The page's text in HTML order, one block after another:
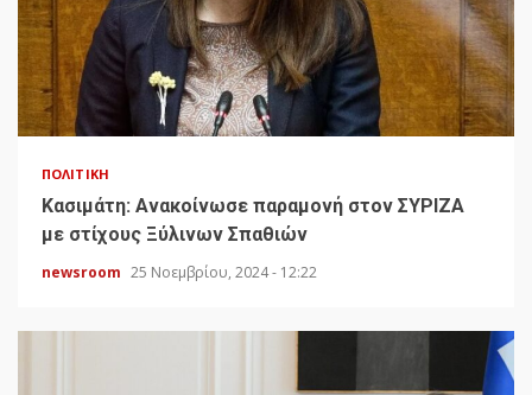
ΠΟΛΙΤΙΚΉ
Κασιμάτη: Ανακοίνωσε παραμονή στον ΣΥΡΙΖΑ
με στίχους Ξύλινων Σπαθιών
newsroom 25 Νοεμβρίου, 2024 - 12:22